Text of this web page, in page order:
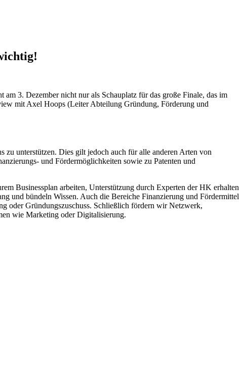
am 3. Dezember nicht nur als Schauplatz für das große Finale, das im
mit Axel Hoops (Leiter Abteilung Gründung, Förderung und
zu unterstützen. Dies gilt jedoch auch für alle anderen Arten von
und Fördermöglichkeiten sowie zu Patenten und
Businessplan arbeiten, Unterstützung durch Experten der HK erhalten
und bündeln Wissen. Auch die Bereiche Finanzierung und Fördermittel
oder Gründungszuschuss. Schließlich fördern wir Netzwerk,
wie Marketing oder Digitalisierung.